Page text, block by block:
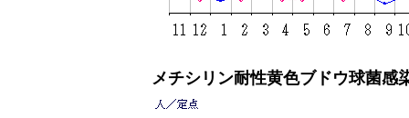
メチシリン耐性黄色ブドウ球菌感